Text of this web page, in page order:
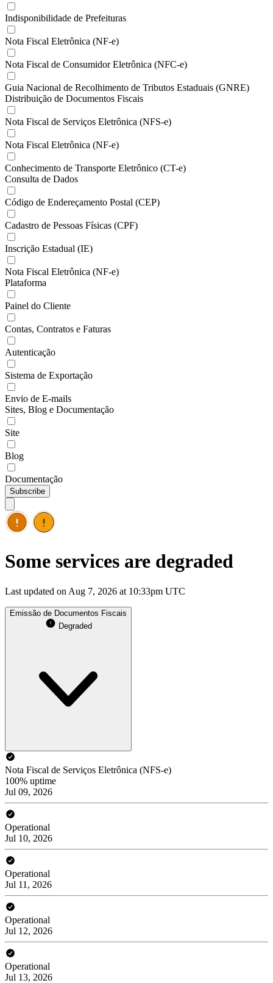
Indisponibilidade de Prefeituras
Nota Fiscal Eletrônica (NF-e)
Nota Fiscal de Consumidor Eletrônica (NFC-e)
Guia Nacional de Recolhimento de Tributos Estaduais (GNRE)
Distribuição de Documentos Fiscais
Nota Fiscal de Serviços Eletrônica (NFS-e)
Nota Fiscal Eletrônica (NF-e)
Conhecimento de Transporte Eletrônico (CT-e)
Consulta de Dados
Código de Endereçamento Postal (CEP)
Cadastro de Pessoas Físicas (CPF)
Inscrição Estadual (IE)
Nota Fiscal Eletrônica (NF-e)
Plataforma
Painel do Cliente
Contas, Contratos e Faturas
Autenticação
Sistema de Exportação
Envio de E-mails
Sites, Blog e Documentação
Site
Blog
Documentação
Subscribe
Some services are degraded
Last updated on Aug 7, 2026 at 10:33pm UTC
Emissão de Documentos Fiscais
Degraded
Nota Fiscal de Serviços Eletrônica (NFS-e)
100% uptime
Jul 09, 2026
Operational
Jul 10, 2026
Operational
Jul 11, 2026
Operational
Jul 12, 2026
Operational
Jul 13, 2026